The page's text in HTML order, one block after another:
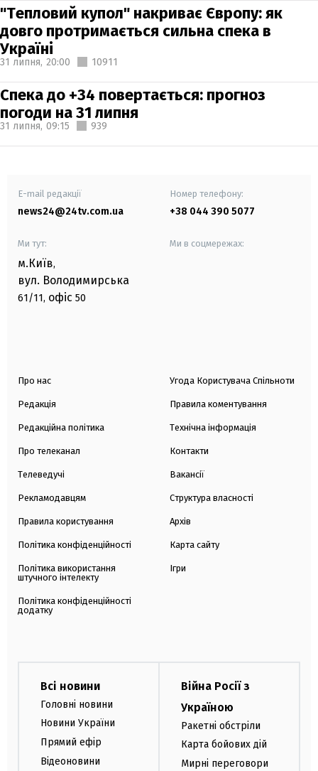
"Тепловий купол" накриває Європу: як
довго протримається сильна спека в
Україні
31 липня, 20:00 10911
Спека до +34 повертається: прогноз
погоди на 31 липня
31 липня, 09:15 939
E-mail редакції
news24@24tv.com.ua
Номер телефону:
+38 044 390 5077
Ми тут:
м.Київ,
вул. Володимирська
61/11, офіс 50
Ми в соцмережах:
Про нас
Редакція
Редакційна політика
Про телеканал
Телеведучі
Рекламодавцям
Правила користування
Політика конфіденційності
Політика використання
штучного інтелекту
Політика конфіденційності
додатку
Угода Користувача Спільноти
Правила коментування
Технічна інформація
Контакти
Вакансії
Структура власності
Архів
Карта сайту
Ігри
Всі новини
Головні новини
Новини України
Прямий ефір
Відеоновини
Війна Росії з
Україною
Ракетні обстріли
Карта бойових дій
Мирні переговори